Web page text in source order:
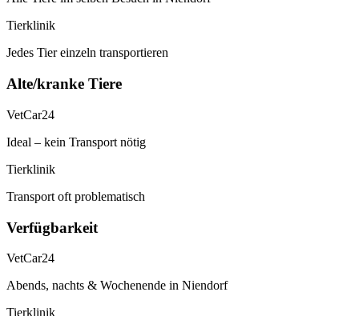
Tierklinik
Jedes Tier einzeln transportieren
Alte/kranke Tiere
VetCar24
Ideal – kein Transport nötig
Tierklinik
Transport oft problematisch
Verfügbarkeit
VetCar24
Abends, nachts & Wochenende in Niendorf
Tierklinik